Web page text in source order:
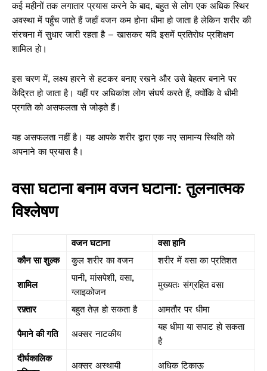
कई महीनों तक लगातार प्रयास करने के बाद, बहुत से लोग एक अधिक स्थिर
अवस्था में पहुँच जाते हैं जहाँ वजन कम होना धीमा हो जाता है लेकिन शरीर की
संरचना में सुधार जारी रहता है – खासकर यदि इसमें प्रतिरोध प्रशिक्षण
शामिल हो।
इस चरण में, लक्ष्य हारने से हटकर बनाए रखने और उसे बेहतर बनाने पर
केंद्रित हो जाता है। यहीं पर अधिकांश लोग संघर्ष करते हैं, क्योंकि वे धीमी
प्रगति को असफलता से जोड़ते हैं।
यह असफलता नहीं है। यह आपके शरीर द्वारा एक नए सामान्य स्थिति को
अपनाने का प्रयास है।
वसा घटाना बनाम वजन घटाना: तुलनात्मक
विश्लेषण
वजन घटाना
वसा हानि
कौन सा शुल्क
कुल शरीर का वजन शरीर में वसा का प्रतिशत
शामिल
पानी, मांसपेशी, वसा,
ग्लाइकोजन
मुख्यतः संग्रहित वसा
रफ़्तार बहुत तेज़ हो सकता है आमतौर पर धीमा
पैमाने की गति अक्सर नाटकीय
यह धीमा या सपाट हो सकता
है
दीर्घकालिक
अक्सर अस्थायी अधिक टिकाऊ